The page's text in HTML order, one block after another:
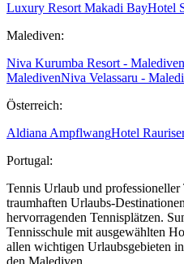
Luxury Resort Makadi BayHotel
Malediven:
Niva Kurumba Resort - Malediven
MaledivenNiva Velassaru -
Österreich:
Aldiana AmpflwangHotel
Portugal:
Tennis Urlaub und
traumhaften Urlaubs-
hervorragenden Tennisplätzen.
Tennisschule mit ausgewählten
allen wichtigen Urlaubsgebieten